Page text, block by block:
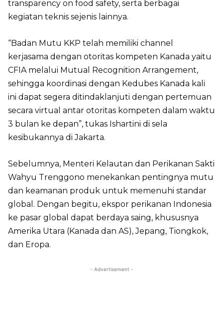
transparency on food safety, serta berbagai
kegiatan teknis sejenis lainnya.
“Badan Mutu KKP telah memiliki channel
kerjasama dengan otoritas kompeten Kanada yaitu
CFIA melalui Mutual Recognition Arrangement,
sehingga koordinasi dengan Kedubes Kanada kali
ini dapat segera ditindaklanjuti dengan pertemuan
secara virtual antar otoritas kompeten dalam waktu
3 bulan ke depan”, tukas Ishartini di sela
kesibukannya di Jakarta.
Sebelumnya, Menteri Kelautan dan Perikanan Sakti
Wahyu Trenggono menekankan pentingnya mutu
dan keamanan produk untuk memenuhi standar
global. Dengan begitu, ekspor perikanan Indonesia
ke pasar global dapat berdaya saing, khususnya
Amerika Utara (Kanada dan AS), Jepang, Tiongkok,
dan Eropa.
- Advertisement -